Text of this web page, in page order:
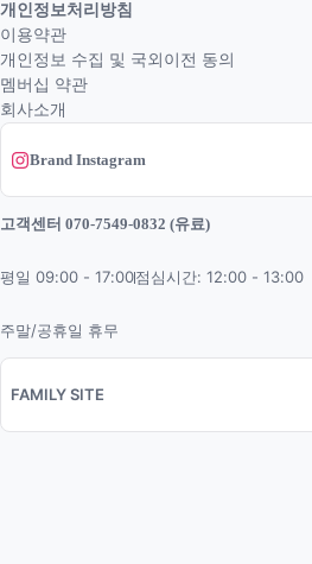
개인정보처리방침
이용약관
개인정보 수집 및 국외이전 동의
멤버십 약관
회사소개
Brand Instagram
고객센터 070-7549-0832 (유료)
평일 09:00 - 17:00점심시간: 12:00 - 13:00
주말/공휴일 휴무
FAMILY SITE